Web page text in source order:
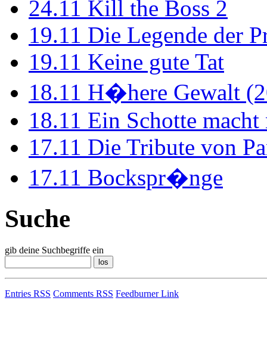
24.11 Kill the Boss 2
19.11 Die Legende der
19.11 Keine gute Tat
18.11 H�here Gewalt
18.11 Ein Schotte
17.11 Die Tribute von
17.11 Bockspr�nge
Suche
gib deine Suchbegriffe ein
Entries RSS Comments RSS Feedburner Link